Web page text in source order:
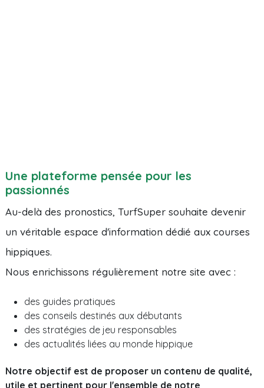
Une plateforme pensée pour les
passionnés
Au-delà des pronostics, TurfSuper souhaite devenir
un véritable espace d'information dédié aux courses
hippiques.
Nous enrichissons régulièrement notre site avec :
des guides pratiques
des conseils destinés aux débutants
des stratégies de jeu responsables
des actualités liées au monde hippique
Notre objectif est de proposer un contenu de qualité,
utile et pertinent pour l'ensemble de notre